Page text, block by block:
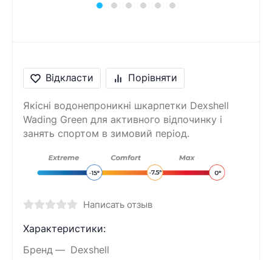
Відкласти Порівняти
Якісні водонепроникні шкарпетки Dexshell
Wading Green для активного відпочинку і
занять спортом в зимовий період.
Написать отзыв
Характеристики:
Бренд
Dexshell